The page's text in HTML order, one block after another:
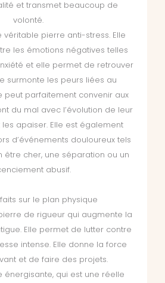
et transmet beaucoup de
volonté.
véritable pierre anti-stress. Elle
les émotions négatives telles
et elle permet de retrouver
surmonte les peurs liées au
peut parfaitement convenir aux
du mal avec l’évolution de leur
les apaiser. Elle est également
d’événements douloureux tels
être cher, une séparation ou un
abusif.
sur le plan physique
de rigueur qui augmente la
Elle permet de lutter contre
intense. Elle donne la force
et de faire des projets.
énergisante, qui est une réelle